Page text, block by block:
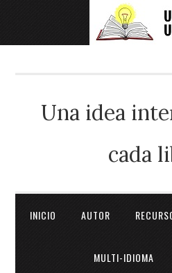
Una idea
cada
INICIO AUTOR
MULTI-IDIOMA